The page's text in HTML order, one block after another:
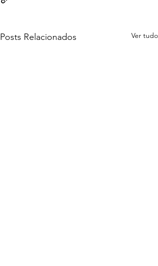
Posts Relacionados Ver tudo